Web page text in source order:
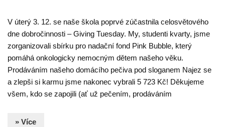
V úterý 3. 12. se naše škola poprvé zúčastnila celosvětového
dne dobročinnosti – Giving Tuesday. My, studenti kvarty, jsme
zorganizovali sbírku pro nadační fond Pink Bubble, který
pomáhá onkologicky nemocným dětem našeho věku.
Prodáváním našeho domácího pečiva pod sloganem Najez se
a zlepši si karmu jsme nakonec vybrali 5 723 Kč! Děkujeme
všem, kdo se zapojili (ať už pečením, prodáváním
» Více